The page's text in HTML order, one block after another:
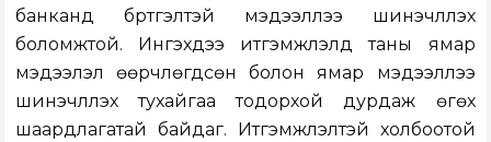
банканд бүртгэлтэй мэдээллээ шинэчлүүлэх
боломжтой. Ингэхдээ итгэмжлэлд таны ямар
мэдээлэл өөрчлөгдсөн болон ямар мэдээллээ
шинэчлүүлэх тухайгаа тодорхой дурдаж өгөх
шаардлагатай байдаг. Итгэмжлэлтэй холбоотой